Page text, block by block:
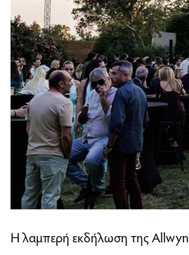
Η λαμπερή εκδήλωση της Allwyn